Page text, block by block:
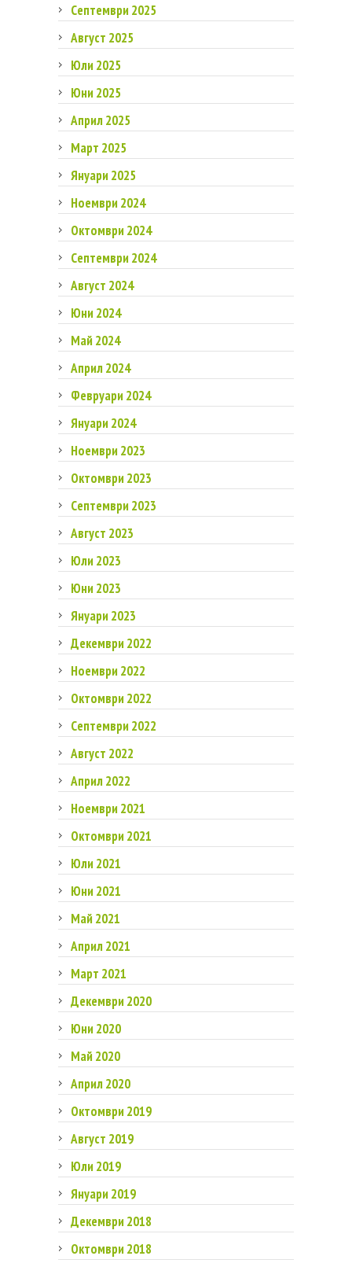
Септември 2025
Август 2025
Юли 2025
Юни 2025
Април 2025
Март 2025
Януари 2025
Ноември 2024
Октомври 2024
Септември 2024
Август 2024
Юни 2024
Май 2024
Април 2024
Февруари 2024
Януари 2024
Ноември 2023
Октомври 2023
Септември 2023
Август 2023
Юли 2023
Юни 2023
Януари 2023
Декември 2022
Ноември 2022
Октомври 2022
Септември 2022
Август 2022
Април 2022
Ноември 2021
Октомври 2021
Юли 2021
Юни 2021
Май 2021
Април 2021
Март 2021
Декември 2020
Юни 2020
Май 2020
Април 2020
Октомври 2019
Август 2019
Юли 2019
Януари 2019
Декември 2018
Октомври 2018